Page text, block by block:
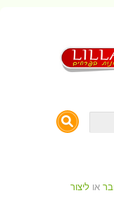
אוליצור